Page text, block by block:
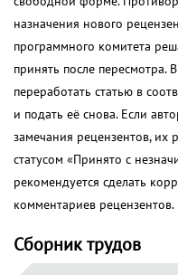
назначения нового
программного комитета
принять после пересмотра.
переработать статью в
и подать её снова. Если
замечания рецензентов, их
статусом «Принято с
рекомендуется сделать
комментариев рецензентов.
Сборник трудов